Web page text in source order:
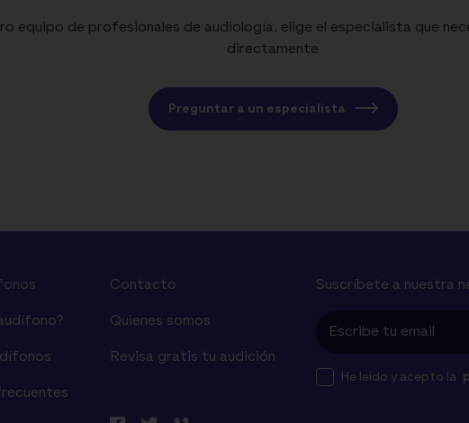
equipo de profesionales de audiología, elige el especialista que
directamente
Preguntar a un especialista
Contacto
Quienes somos
Revisa gratis tu audición
Suscríbete a nuestra
He leído y acepto la